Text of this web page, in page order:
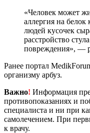
«Человек может
аллергия на белок
людей кусочек
расстройство
повреждения», —
Ранее портал
организму арбуз.
Важно! Информация
противопоказаниях и
специалиста и ни при
самолечением. При
к врачу.